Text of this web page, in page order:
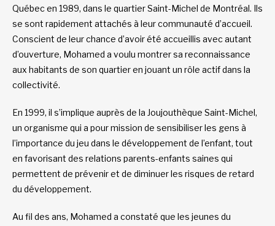
Québec en 1989, dans le quartier Saint-Michel de Montréal. Ils
se sont rapidement attachés à leur communauté d’accueil.
Conscient de leur chance d’avoir été accueillis avec autant
d’ouverture, Mohamed a voulu montrer sa reconnaissance
aux habitants de son quartier en jouant un rôle actif dans la
collectivité.
En 1999, il s’implique auprès de la Joujouthèque Saint-Michel,
un organisme qui a pour mission de sensibiliser les gens à
l’importance du jeu dans le développement de l’enfant, tout
en favorisant des relations parents-enfants saines qui
permettent de prévenir et de diminuer les risques de retard
du développement.
Au fil des ans, Mohamed a constaté que les jeunes du